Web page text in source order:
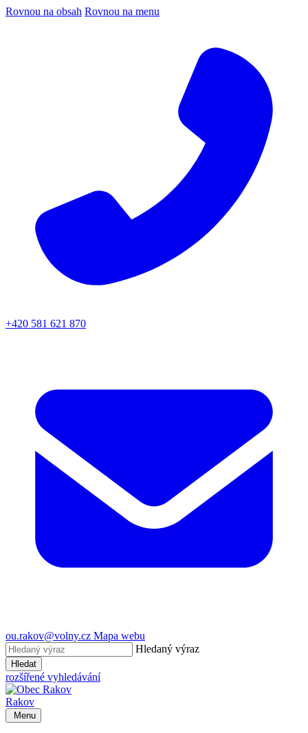
Rovnou na obsah Rovnou na menu
+420 581 621 870
ou.rakov@volny.cz Mapa webu
Hledaný výraz
Hledat
rozšířené vyhledávání
Rakov
Menu